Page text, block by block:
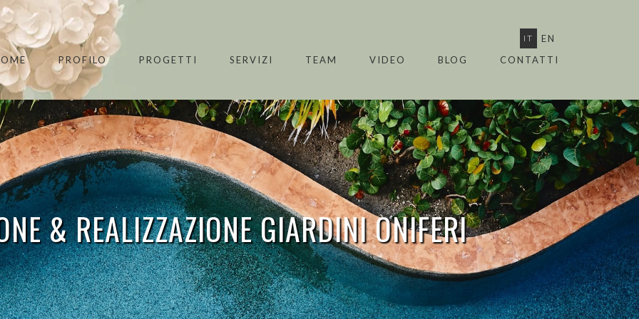
IT
EN
PROFILO PROGETTI SERVIZI TEAM VIDEO BLOG CONTATTI
& REALIZZAZIONE GIARDINIONIFERI